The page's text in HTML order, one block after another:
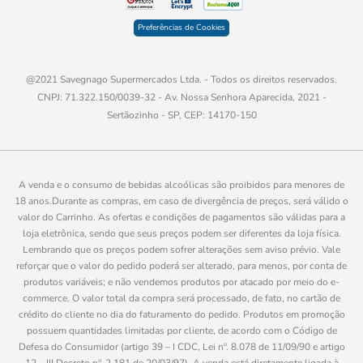
Preferências de Cookies
@2021 Savegnago Supermercados Ltda. - Todos os direitos reservados.
CNPJ: 71.322.150/0039-32 - Av. Nossa Senhora Aparecida, 2021 -
Sertãozinho - SP, CEP: 14170-150
A venda e o consumo de bebidas alcoólicas são proibidos para menores de
18 anos.Durante as compras, em caso de divergência de preços, será válido o
valor do Carrinho. As ofertas e condições de pagamentos são válidas para a
loja eletrônica, sendo que seus preços podem ser diferentes da loja física.
Lembrando que os preços podem sofrer alterações sem aviso prévio. Vale
reforçar que o valor do pedido poderá ser alterado, para menos, por conta de
produtos variáveis; e não vendemos produtos por atacado por meio do e-
commerce. O valor total da compra será processado, de fato, no cartão de
crédito do cliente no dia do faturamento do pedido. Produtos em promoção
possuem quantidades limitadas por cliente, de acordo com o Código de
Defesa do Consumidor (artigo 39 – I CDC, Lei nº. 8.078 de 11/09/90 e artigo